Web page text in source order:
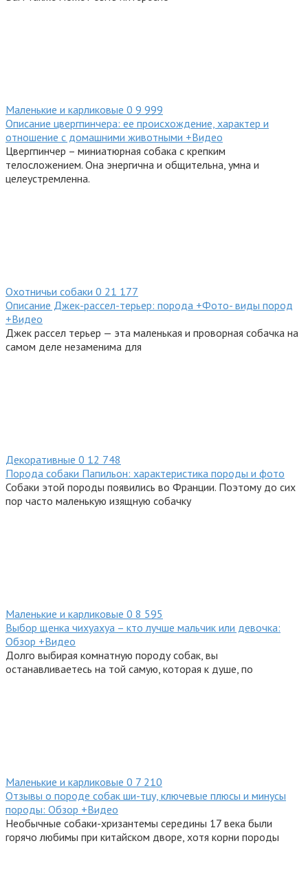
Маленькие и карликовые 0 9 999
Описание цвергпинчера: ее происхождение, характер и
отношение с домашними животными +Видео
Цвергпинчер – миниатюрная собака с крепким
телосложением. Она энергична и общительна, умна и
целеустремленна.
Охотничьи собаки 0 21 177
Описание Джек-рассел-терьер: порода +Фото- виды пород
+Видео
Джек рассел терьер — эта маленькая и проворная собачка на
самом деле незаменима для
Декоративные 0 12 748
Порода собаки Папильон: характеристика породы и фото
Собаки этой породы появились во Франции. Поэтому до сих
пор часто маленькую изящную собачку
Маленькие и карликовые 0 8 595
Выбор щенка чихуахуа – кто лучше мальчик или девочка:
Обзор +Видео
Долго выбирая комнатную породу собак, вы
останавливаетесь на той самую, которая к душе, по
Маленькие и карликовые 0 7 210
Отзывы о породе собак ши-тцу, ключевые плюсы и минусы
породы: Обзор +Видео
Необычные собаки-хризантемы середины 17 века были
горячо любимы при китайском дворе, хотя корни породы